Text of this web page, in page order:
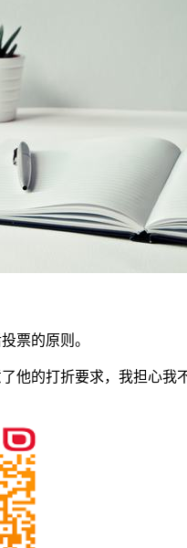
票的原则。
他的打折要求，我担心